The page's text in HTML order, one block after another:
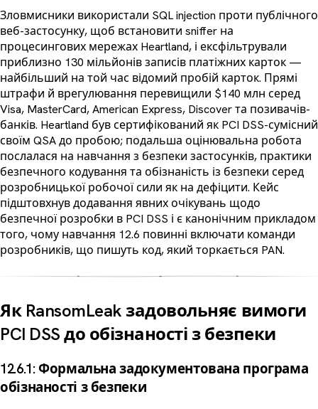
Зловмисники використали SQL injection проти публічного
веб-застосунку, щоб встановити sniffer на
процесингових мережах Heartland, і ексфільтрували
приблизно 130 мільйонів записів платіжних карток —
найбільший на той час відомий пробій карток. Прямі
штрафи й врегулювання перевищили $140 млн серед
Visa, MasterCard, American Express, Discover та позивачів-
банків. Heartland був сертифікований як PCI DSS-сумісний
своїм QSA до пробою; подальша оцінювальна робота
послалася на навчання з безпеки застосунків, практики
безпечного кодування та обізнаність із безпеки серед
розробницької робочої сили як на дефіцити. Кейс
підштовхнув додавання явних очікувань щодо
безпечної розробки в PCI DSS і є канонічним прикладом
того, чому навчання 12.6 повинні включати команди
розробників, що пишуть код, який торкається PAN.
Як RansomLeak задовольняє вимоги
PCI DSS до обізнаності з безпеки
12.6.1: Формальна задокументована програма
обізнаності з безпеки